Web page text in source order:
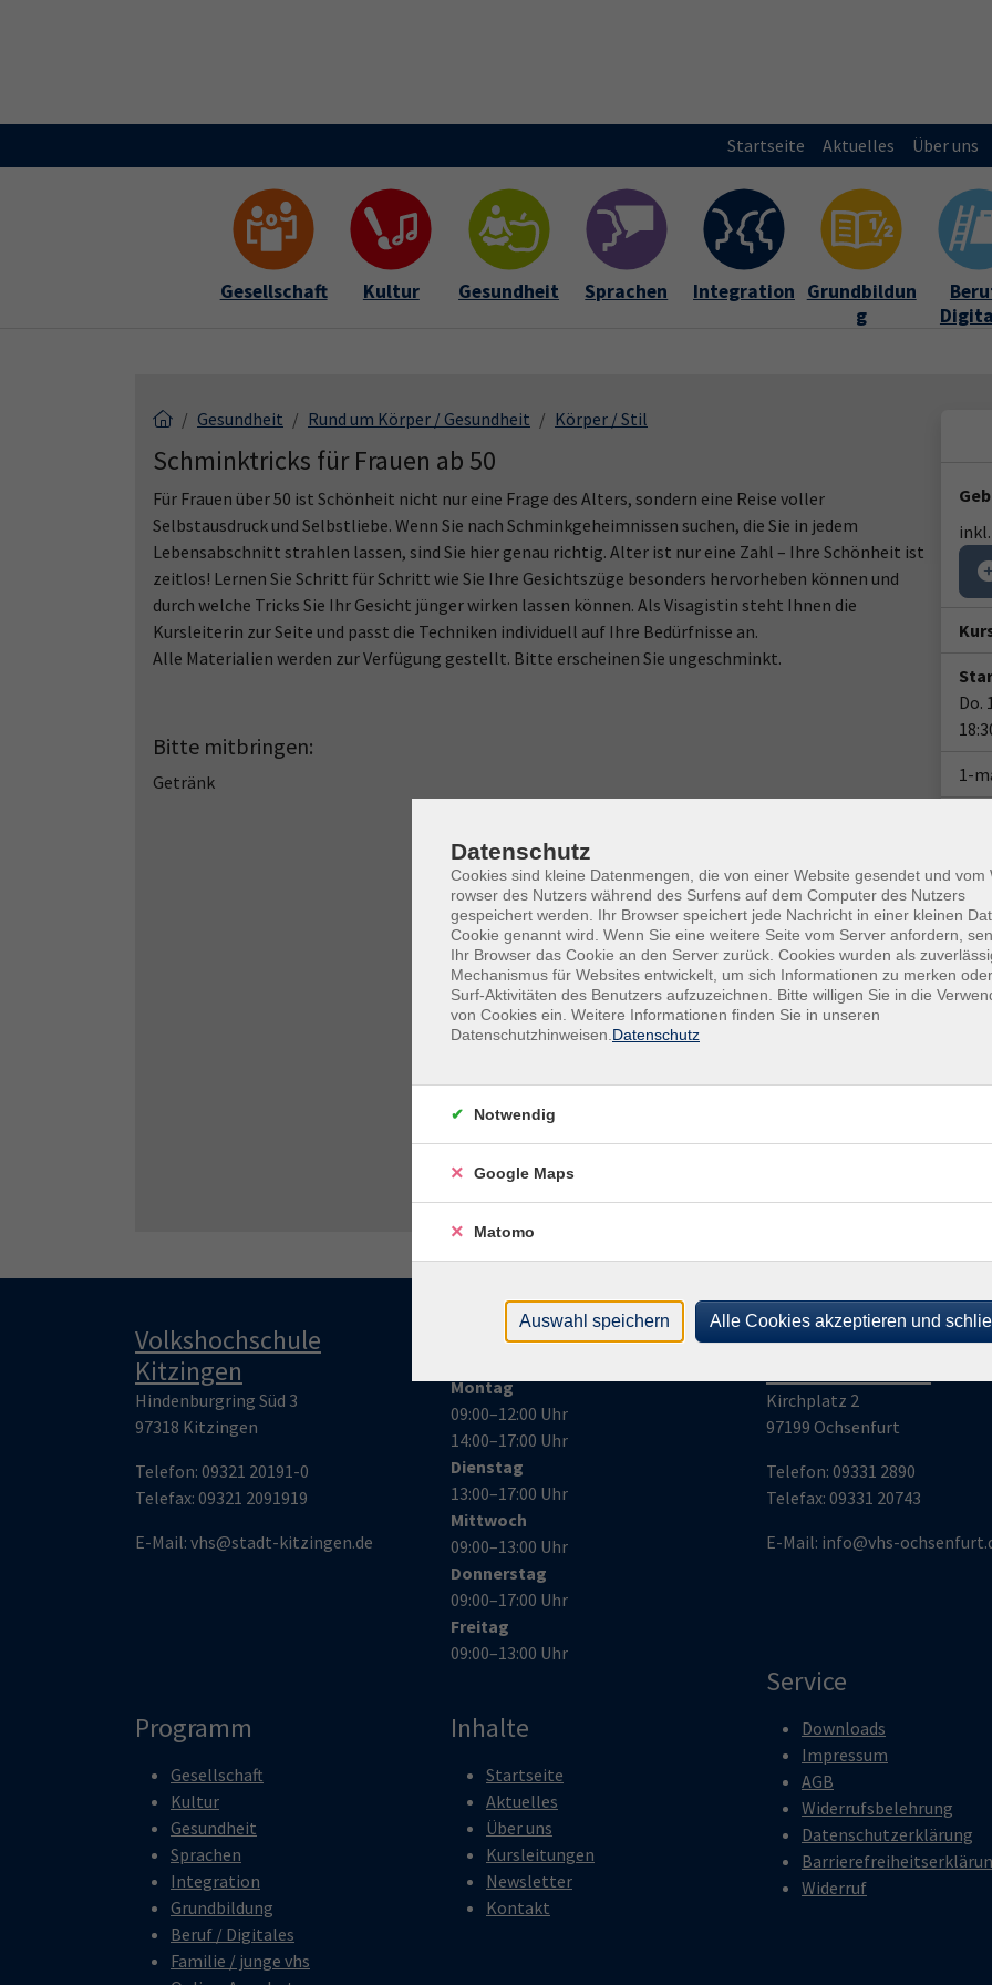
Startseite Aktuelles Über uns
Gesellschaft Kultur Gesundheit Sprachen Integration Grundbildun
g
Gesundheit Rund um Körper / Gesundheit Körper / Stil
Schminktricks für Frauen ab 50
Für Frauen über 50 ist Schönheit nicht nur eine Frage des Alters, sondern eine Reise voller
Selbstausdruck und Selbstliebe. Wenn Sie nach Schminkgeheimnissen suchen, die Sie in jedem
Lebensabschnitt strahlen lassen, sind Sie hier genau richtig. Alter ist nur eine Zahl – Ihre Schönheit ist
zeitlos! Lernen Sie Schritt für Schritt wie Sie Ihre Gesichtszüge besonders hervorheben können und
durch welche Tricks Sie Ihr Gesicht jünger wirken lassen können. Als Visagistin steht Ihnen die
Kursleiterin zur Seite und passt die Techniken individuell auf Ihre Bedürfnisse an.
Alle Materialien werden zur Verfügung gestellt. Bitte erscheinen Sie ungeschminkt.
Bitte mitbringen:
Getränk
Do.
1-
Volkshochschule
Kitzingen
Hindenburgring Süd 3
97318 Kitzingen
Telefon: 09321 20191-0
Telefax: 09321 2091919
E-Mail: vhs@stadt-kitzingen.de
Öffnungszeiten
Montag
09:00–12:00 Uhr
14:00–17:00 Uhr
Dienstag
13:00–17:00 Uhr
Mittwoch
09:00–13:00 Uhr
Donnerstag
09:00–17:00 Uhr
Freitag
09:00–13:00 Uhr
Volkshochschule
Kirchplatz 2
97199 Ochsenfurt
Telefon: 09331 2890
Telefax: 09331 20743
E-Mail: info@vhs-
Programm
Gesellschaft
Kultur
Gesundheit
Sprachen
Integration
Grundbildung
Beruf / Digitales
Familie / junge vhs
Inhalte
Startseite
Aktuelles
Über uns
Kursleitungen
Newsletter
Kontakt
Service
Downloads
Impressum
AGB
Widerrufsbelehrung
Datenschutzerklärung
Widerruf
Datenschutz
Cookies sind kleine Datenmengen, die von einer Website gesendet und vom
rowser des Nutzers während des Surfens auf dem Computer des Nutzers
gespeichert werden. Ihr Browser speichert jede Nachricht in einer kleinen
Cookie genannt wird. Wenn Sie eine weitere Seite vom Server anfordern,
Ihr Browser das Cookie an den Server zurück. Cookies wurden als
Mechanismus für Websites entwickelt, um sich Informationen zu merken
Surf-Aktivitäten des Benutzers aufzuzeichnen. Bitte willigen Sie in die
von Cookies ein. Weitere Informationen finden Sie in unseren
Datenschutzhinweisen. Datenschutz
Notwendig
Google Maps
Matomo
Auswahl speichern Alle Cookies akzeptieren und